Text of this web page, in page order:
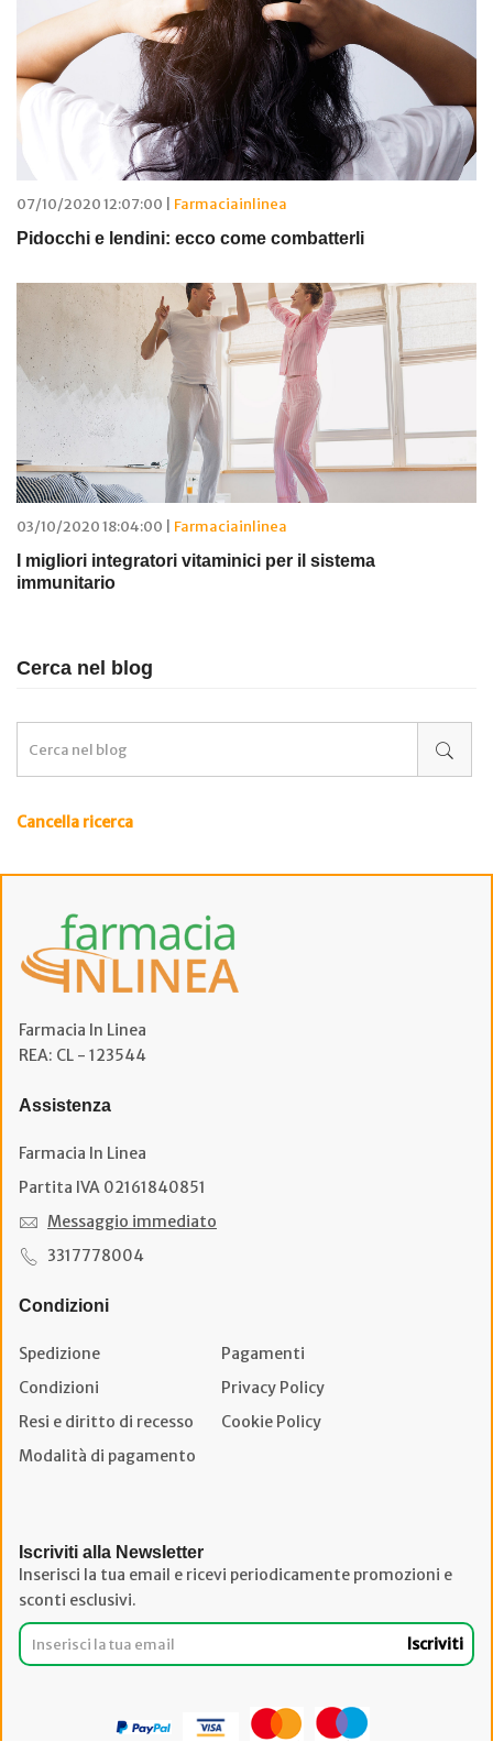
Cerca nel blog
Cancella ricerca
07/10/2020 12:07:00 | Farmaciainlinea
Pidocchi e lendini: ecco come combatterli
03/10/2020 18:04:00 | Farmaciainlinea
I migliori integratori vitaminici per il sistema
immunitario
Farmacia In Linea
REA: CL - 123544
Assistenza
Farmacia In Linea
Partita IVA 02161840851
Messaggio immediato
3317778004
Condizioni
Spedizione
Pagamenti
Condizioni
Privacy Policy
Resi e diritto di recesso
Cookie Policy
Modalità di pagamento
Iscriviti alla Newsletter
Inserisci la tua email e ricevi periodicamente promozioni e
sconti esclusivi.
Iscriviti